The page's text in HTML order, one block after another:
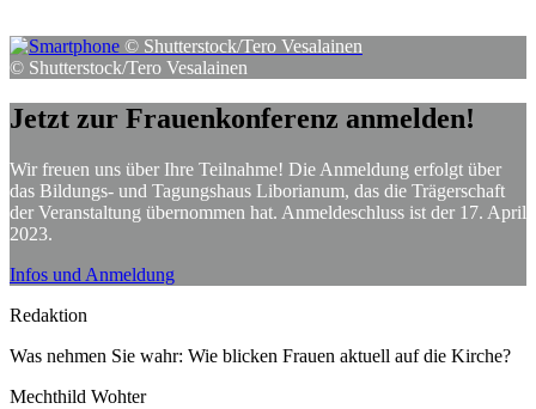
© Shutterstock/Tero Vesalainen
© Shutterstock/Tero Vesalainen
Jetzt zur Frauenkonferenz anmelden!
Wir freuen uns über Ihre Teilnahme! Die Anmeldung erfolgt über
das Bildungs- und Tagungshaus Liborianum, das die Trägerschaft
der Veranstaltung übernommen hat. Anmeldeschluss ist der 17. April
2023.
Infos und Anmeldung
Redaktion
Was nehmen Sie wahr: Wie blicken Frauen aktuell auf die Kirche?
Mechthild Wohter